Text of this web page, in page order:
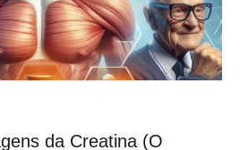
da Creatina (O